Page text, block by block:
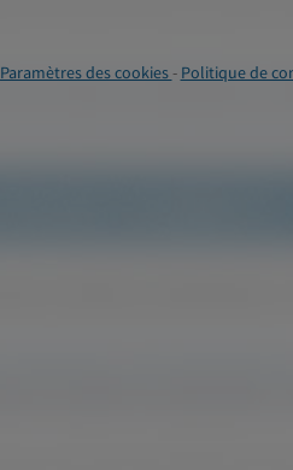
Paramètres des cookies- Politique de